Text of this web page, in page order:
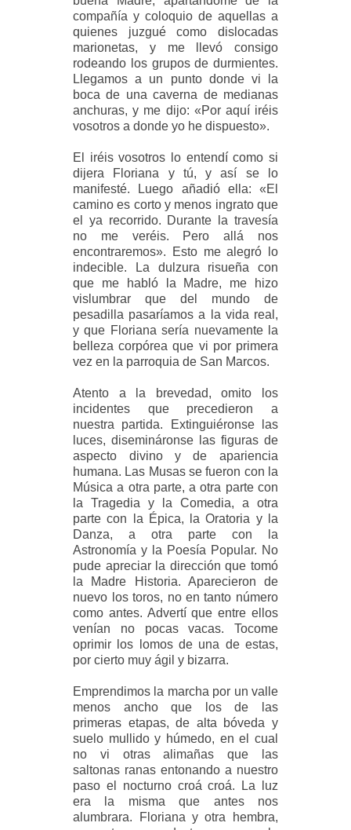
compañía y coloquio de aquellas a
quienes juzgué como dislocadas
marionetas, y me llevó consigo
rodeando los grupos de durmientes.
Llegamos a un punto donde vi la
boca de una caverna de medianas
anchuras, y me dijo: «Por aquí iréis
vosotros a donde yo he dispuesto».
El iréis vosotros lo entendí como si
dijera Floriana y tú, y así se lo
manifesté. Luego añadió ella: «El
camino es corto y menos ingrato que
el ya recorrido. Durante la travesía
no me veréis. Pero allá nos
encontraremos». Esto me alegró lo
indecible. La dulzura risueña con
que me habló la Madre, me hizo
vislumbrar que del mundo de
pesadilla pasaríamos a la vida real,
y que Floriana sería nuevamente la
belleza corpórea que vi por primera
vez en la parroquia de San Marcos.
Atento a la brevedad, omito los
incidentes que precedieron a
nuestra partida. Extinguiéronse las
luces, disemináronse las figuras de
aspecto divino y de apariencia
humana. Las Musas se fueron con la
Música a otra parte, a otra parte con
la Tragedia y la Comedia, a otra
parte con la Épica, la Oratoria y la
Danza, a otra parte con la
Astronomía y la Poesía Popular. No
pude apreciar la dirección que tomó
la Madre Historia. Aparecieron de
nuevo los toros, no en tanto número
como antes. Advertí que entre ellos
venían no pocas vacas. Tocome
oprimir los lomos de una de estas,
por cierto muy ágil y bizarra.
Emprendimos la marcha por un valle
menos ancho que los de las
primeras etapas, de alta bóveda y
suelo mullido y húmedo, en el cual
no vi otras alimañas que las
saltonas ranas entonando a nuestro
paso el nocturno croá croá. La luz
era la misma que antes nos
alumbrara. Floriana y otra hembra,